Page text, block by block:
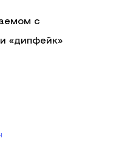
с
«дипфейк»